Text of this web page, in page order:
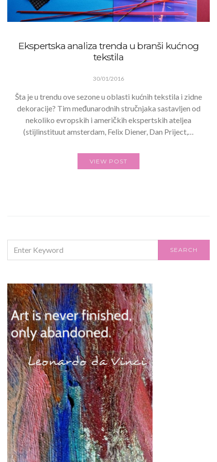
Ekspertska analiza trenda u branši kućnog
tekstila
30/01/2016
Šta je u trendu ove sezone u oblasti kućnih tekstila i zidne
dekoracije? Tim međunarodnih stručnjaka sastavljen od
nekoliko evropskih i američkih ekspertskih ateljea
(stijlinstituut amsterdam, Felix Diener, Dan Priject,…
VIEW POST
FOR:
SEARCH